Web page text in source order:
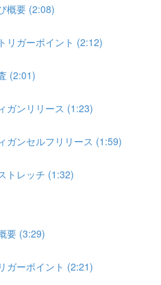
概要 (2:08)
ガーポイント (2:12)
(2:01)
ンリリース (1:23)
ンセルフリリース (1:59)
トレッチ (1:32)
要 (3:29)
ガーポイント (2:21)